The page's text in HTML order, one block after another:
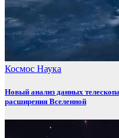
Космос Наука
Новый анализ данных
расширения Вселенной